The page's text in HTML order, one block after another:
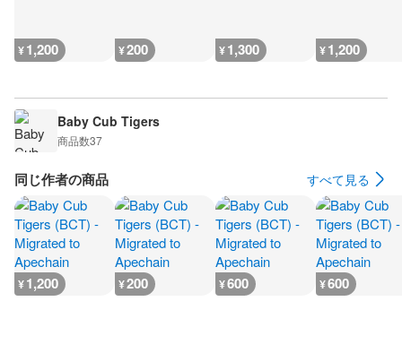
¥1,200 ¥200 ¥1,300 ¥1,200
Baby Cub Tigers
商品数37
同じ作者の商品 すべて見る
¥1,200 ¥200 ¥600 ¥600